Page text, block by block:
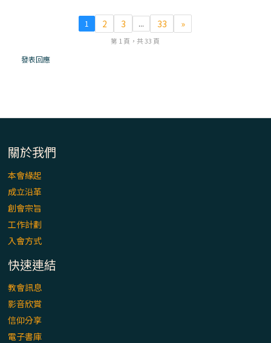
念」，吃苦如吃補
入基督降生的奧蹟」以稅吏匝凱遇見耶穌為
1 2 3 ... 33 »
第 1 頁，共 33 頁
發表回應
關於我們
本會緣起
成立沿革
創會宗旨
工作計劃
入會方式
快速連結
教會訊息
影音欣賞
信仰分享
電子書庫